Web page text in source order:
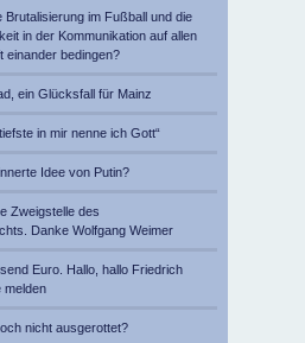
Brutalisierung im Fußball und die
in der Kommunikation auf allen
einander bedingen?
ein Glücksfall für Mainz
in mir nenne ich Gott“
Idee von Putin?
Zweigstelle des
Danke Wolfgang Weimer
Euro. Hallo, hallo Friedrich
melden
nicht ausgerottet?